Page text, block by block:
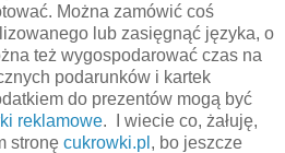
Można zamówić coś
lub zasięgnąć języka, o
też wygospodarować czas na
podarunków i kartek
do prezentów mogą być
reklamowe.
I wiecie co, żałuję,
stronę cukrowki.pl , bo jeszcze